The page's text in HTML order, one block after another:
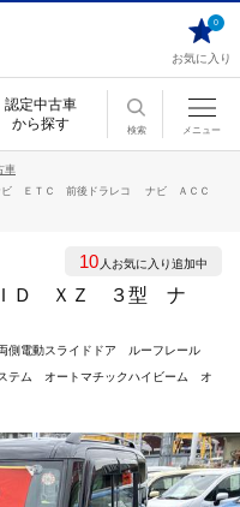
お気に入り
0
認定中古車
から探す
検索 メニュー
車
ビ ＥＴＣ 前後ドラレコ ナビ ＡＣＣ
ＩＤ ＸＺ ３型 ナ
電動スライドドア ルーフレール
テム オートマチックハイビーム オ
10 人お気に入り追加中